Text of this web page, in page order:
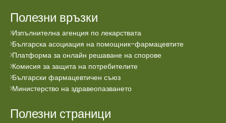
Полезни връзки
Изпълнителна агенция по лекарствата
Българска асоциация на помощник-фармацевтите
Платформа за онлайн решаване на спорове
Комисия за защита на потребителите
Български фармацевтичен съюз
Министерство на здравеопазването
Полезни страници